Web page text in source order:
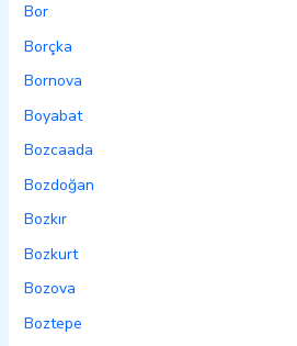
Bor
Borçka
Bornova
Boyabat
Bozcaada
Bozdoğan
Bozkır
Bozkurt
Bozova
Boztepe